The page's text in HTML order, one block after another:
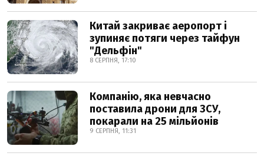
Китай закриває аеропорт і
зупиняє потяги через тайфун
"Дельфін"
8 СЕРПНЯ, 17:10
Компанію, яка невчасно
поставила дрони для ЗСУ,
покарали на 25 мільйонів
9 СЕРПНЯ, 11:31